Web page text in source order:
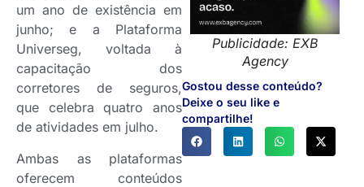
Publicidade: EXB
Agency
Gostou desse conteúdo?
Deixe o seu like e
compartilhe!
um ano de existência em
junho; e a Plataforma
Universeg, voltada à
capacitação dos
corretores de seguros,
que celebra quatro anos
de atividades em julho.
Ambas as plataformas
oferecem conteúdos